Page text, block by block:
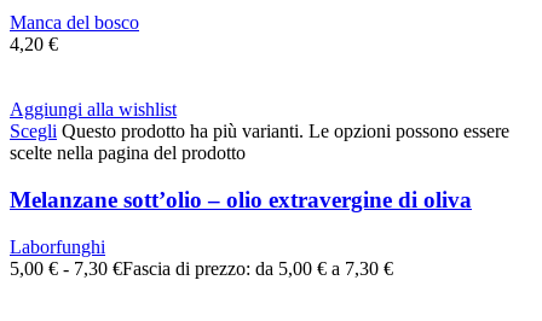
Manca del bosco
4,20 €
Aggiungi alla wishlist
Scegli Questo prodotto ha più varianti. Le opzioni possono essere
scelte nella pagina del prodotto
Melanzane sott’olio – olio extravergine di oliva
Laborfunghi
5,00 € - 7,30 €Fascia di prezzo: da 5,00 € a 7,30 €